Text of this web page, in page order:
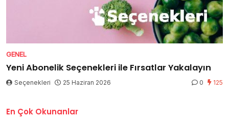
GENEL
Yeni Abonelik Seçenekleri ile Fırsatlar Yakalayın
Seçenekleri 25 Haziran 2026 0 125
En Çok Okunanlar